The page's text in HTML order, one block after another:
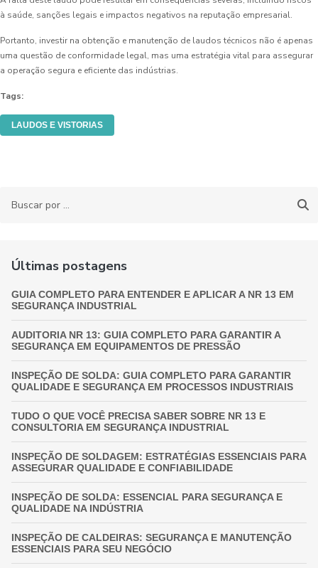
à saúde, sanções legais e impactos negativos na reputação empresarial.
Portanto, investir na obtenção e manutenção de laudos técnicos não é apenas
uma questão de conformidade legal, mas uma estratégia vital para assegurar
a operação segura e eficiente das indústrias.
Tags:
LAUDOS E VISTORIAS
Últimas postagens
GUIA COMPLETO PARA ENTENDER E APLICAR A NR 13 EM
SEGURANÇA INDUSTRIAL
AUDITORIA NR 13: GUIA COMPLETO PARA GARANTIR A
SEGURANÇA EM EQUIPAMENTOS DE PRESSÃO
INSPEÇÃO DE SOLDA: GUIA COMPLETO PARA GARANTIR
QUALIDADE E SEGURANÇA EM PROCESSOS INDUSTRIAIS
TUDO O QUE VOCÊ PRECISA SABER SOBRE NR 13 E
CONSULTORIA EM SEGURANÇA INDUSTRIAL
INSPEÇÃO DE SOLDAGEM: ESTRATÉGIAS ESSENCIAIS PARA
ASSEGURAR QUALIDADE E CONFIABILIDADE
INSPEÇÃO DE SOLDA: ESSENCIAL PARA SEGURANÇA E
QUALIDADE NA INDÚSTRIA
INSPEÇÃO DE CALDEIRAS: SEGURANÇA E MANUTENÇÃO
ESSENCIAIS PARA SEU NEGÓCIO